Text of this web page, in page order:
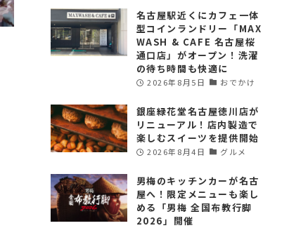
名古屋駅近くにカフェ一体
型コインランドリー「MAX
WASH & CAFE 名古屋桜
通口店」がオープン！洗濯
の待ち時間も快適に
2026年8月5日 おでかけ
銀座緑花堂名古屋徳川店が
リニューアル！店内製造で
楽しむスイーツを提供開始
2026年8月4日 グルメ
男梅のキッチンカーが名古
屋へ！限定メニューも楽し
める「男梅 全国布教行脚
2026」開催